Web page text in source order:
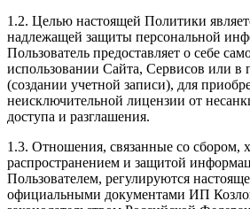
1.2. Целью настоящей Политики
надлежащей защиты персональной
Пользователь предоставляет о себе
использовании Сайта, Сервисов или в
(создании учетной записи), для
неисключительной лицензии от
доступа и разглашения.
1.3. Отношения, связанные со сбором,
распространением и защитой
Пользователем, регулируются
официальными документами ИП